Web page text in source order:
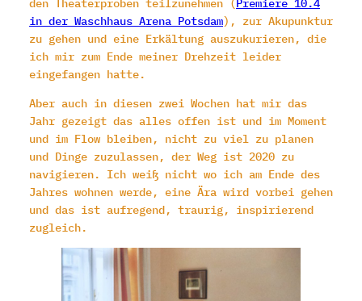
in der Waschhaus Arena Potsdam), zur Akupunktur
zu gehen und eine Erkältung auszukurieren, die
ich mir zum Ende meiner Drehzeit leider
eingefangen hatte.
Aber auch in diesen zwei Wochen hat mir das
Jahr gezeigt das alles offen ist und im Moment
und im Flow bleiben, nicht zu viel zu planen
und Dinge zuzulassen, der Weg ist 2020 zu
navigieren. Ich weiß nicht wo ich am Ende des
Jahres wohnen werde, eine Ära wird vorbei gehen
und das ist aufregend, traurig, inspirierend
zugleich.